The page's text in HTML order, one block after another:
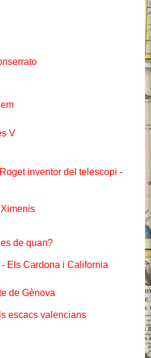
V
inventor del telescopi -
de quan?
Els Cardona i California
de Gènova
escacs valencians